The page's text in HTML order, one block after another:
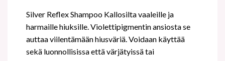
Silver Reflex Shampoo Kallosilta vaaleille ja
harmaille hiuksille. Violettipigmentin ansiosta se
auttaa viilentämään hiusväriä. Voidaan käyttää
sekä luonnollisissa että värjätyissä tai